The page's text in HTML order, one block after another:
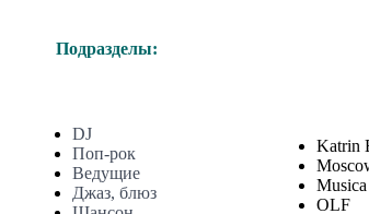
Подразделы:
DJ
Поп-рок
Ведущие
Джаз, блюз
Katrin
OLF